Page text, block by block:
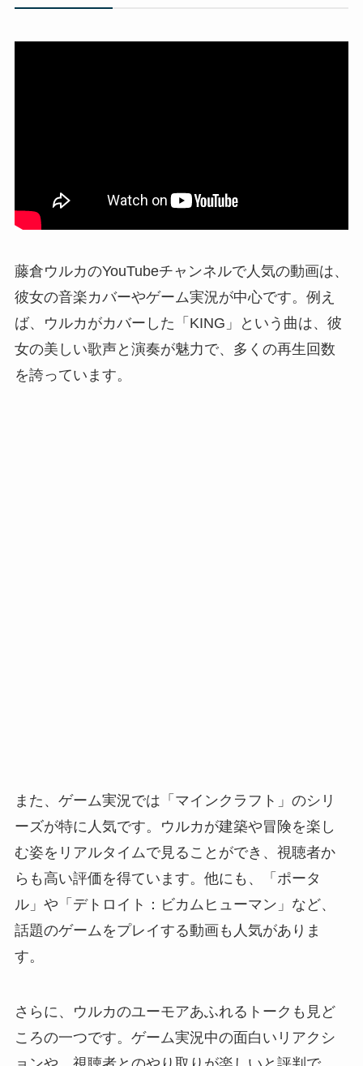
藤倉ウルカのYouTubeチャンネルで人気の動画は、
彼女の音楽カバーやゲーム実況が中心です。例え
ば、ウルカがカバーした「KING」という曲は、彼
女の美しい歌声と演奏が魅力で、多くの再生回数
を誇っています。
また、ゲーム実況では「マインクラフト」のシリ
ーズが特に人気です。ウルカが建築や冒険を楽し
む姿をリアルタイムで見ることができ、視聴者か
らも高い評価を得ています。他にも、「ポータ
ル」や「デトロイト：ビカムヒューマン」など、
話題のゲームをプレイする動画も人気がありま
す。
さらに、ウルカのユーモアあふれるトークも見ど
ころの一つです。ゲーム実況中の面白いリアクシ